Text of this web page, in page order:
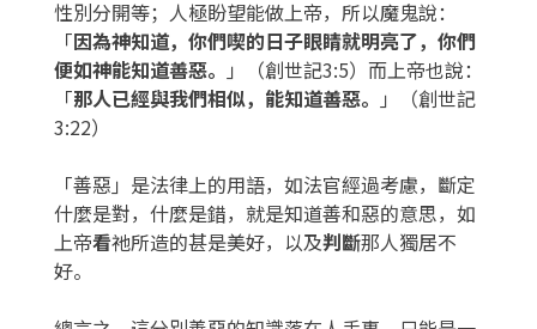
性別分開等；人極盼望能做上帝，所以魔鬼說：
「因為神知道，你們喫的日子眼睛就明亮了，你們
便如神能知道善惡。 」（創世記3:5）而上帝也說：
「那人已經與我們相似，能知道善惡。 」（創世記
3:22）
「善惡」是法律上的用語，如法官經過考慮，斷定
什麼是對，什麼是錯，就是知道善和惡的意思，如
上帝看祂所造的甚是美好，以及判斷那人獨居不
好。